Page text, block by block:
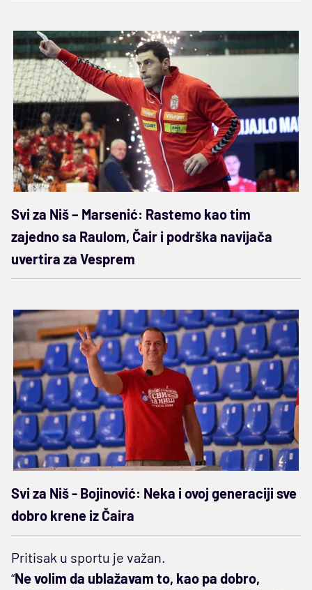
Svi za Niš – Marsenić: Rastemo kao tim
zajedno sa Raulom, Čair i podrška navijača
uvertira za Vesprem
Svi za Niš - Bojinović: Neka i ovoj generaciji sve
dobro krene iz Čaira
Pritisak u sportu je važan.
“Ne volim da ublažavam to, kao pa dobro,